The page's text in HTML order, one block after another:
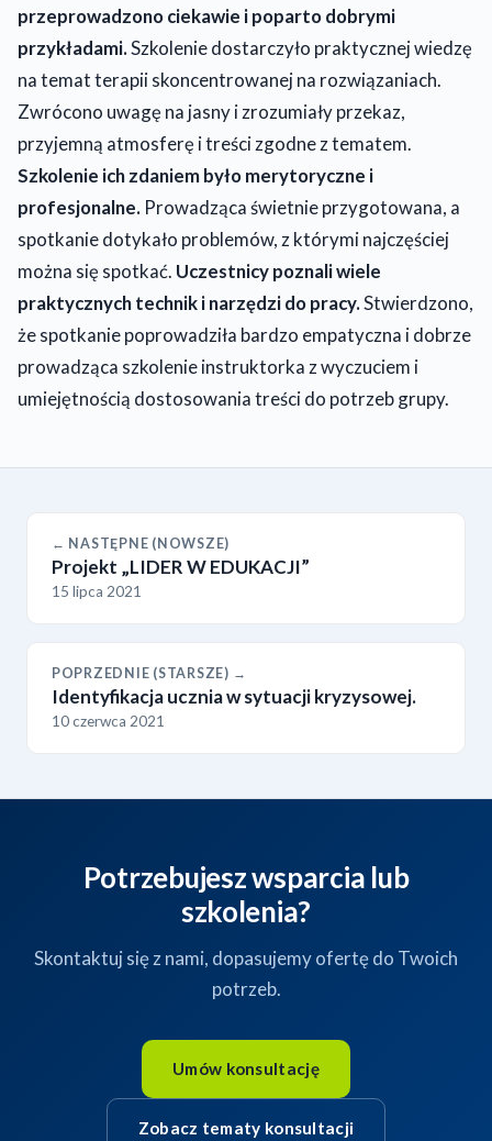
przeprowadzono ciekawie i poparto dobrymi
przykładami.Szkolenie dostarczyło praktycznej wiedzę
na temat terapii skoncentrowanej na rozwiązaniach.
Zwrócono uwagę na jasny i zrozumiały przekaz,
przyjemną atmosferę i treści zgodne z tematem.
Szkolenie ich zdaniem było merytoryczne i
profesjonalne. Prowadząca świetnie przygotowana, a
spotkanie dotykało problemów, z którymi najczęściej
można się spotkać. Uczestnicy poznali wiele
praktycznych technik i narzędzi do pracy.Stwierdzono,
że spotkanie poprowadziła bardzo empatyczna i dobrze
prowadząca szkolenie instruktorka z wyczuciem i
umiejętnością dostosowania treści do potrzeb grupy.
← NASTĘPNE (NOWSZE)
Projekt „LIDER W EDUKACJI”
15 lipca 2021
POPRZEDNIE (STARSZE) →
Identyfikacja ucznia w sytuacji kryzysowej.
10 czerwca 2021
Potrzebujesz wsparcia lub
szkolenia?
Skontaktuj się z nami, dopasujemy ofertę do Twoich
potrzeb.
Umów konsultację
Zobacz tematy konsultacji